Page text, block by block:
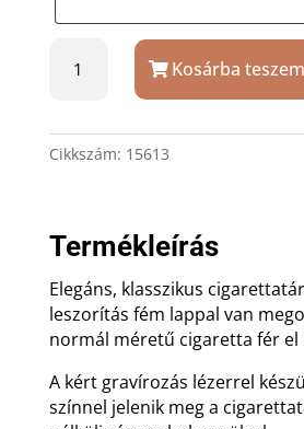
csíkos
cigarettatárca
gravírozással
Kosárba teszem
Cikkszám: 15613
Termékleírás
Elegáns, klasszikus
leszorítás fém lappal van
normál méretű cigaretta fér el
A kért gravírozás lézerrel
színnel jelenik meg a